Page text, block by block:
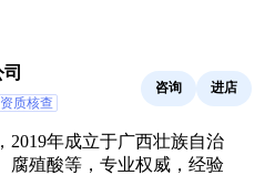
质核查
咨询 进店
2019年成立于广西壮族自治
腐殖酸等，专业权威，经验